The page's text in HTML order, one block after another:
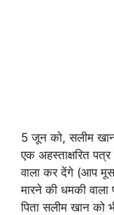
5 जून को, सलीम खान
एक अहस्ताक्षरित
वाला कर देंगे (आप
मारने की धमकी
पिता सलीम खान को